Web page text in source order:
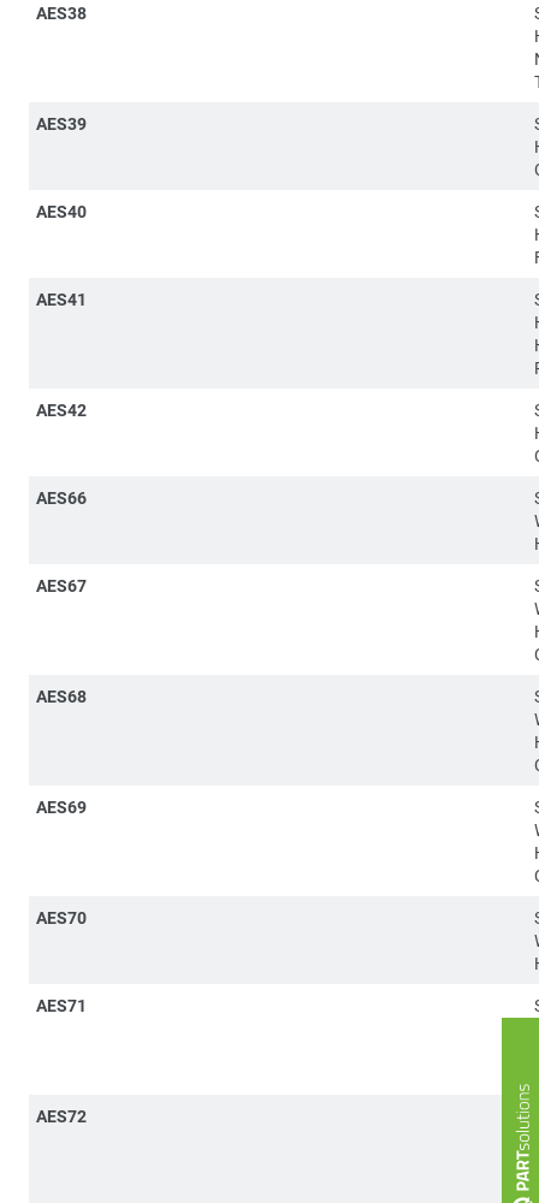
AES38
AES39
AES40
AES41
AES42
AES66
AES67
AES68
AES69
AES70
AES71
AES72